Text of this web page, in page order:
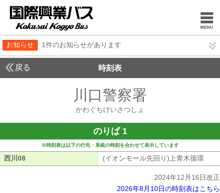
お知らせ 1件のお知らせがあります
戻る 時刻表
川口警察署
かわぐちけいさつしょ
のりば 1
※時刻表は以下の行先・系統の時刻を合わせて表示しています
西川08 (イオンモール先回り)上青木循環
2024年12月16日改正
2026年8月10日の時刻表はこちら